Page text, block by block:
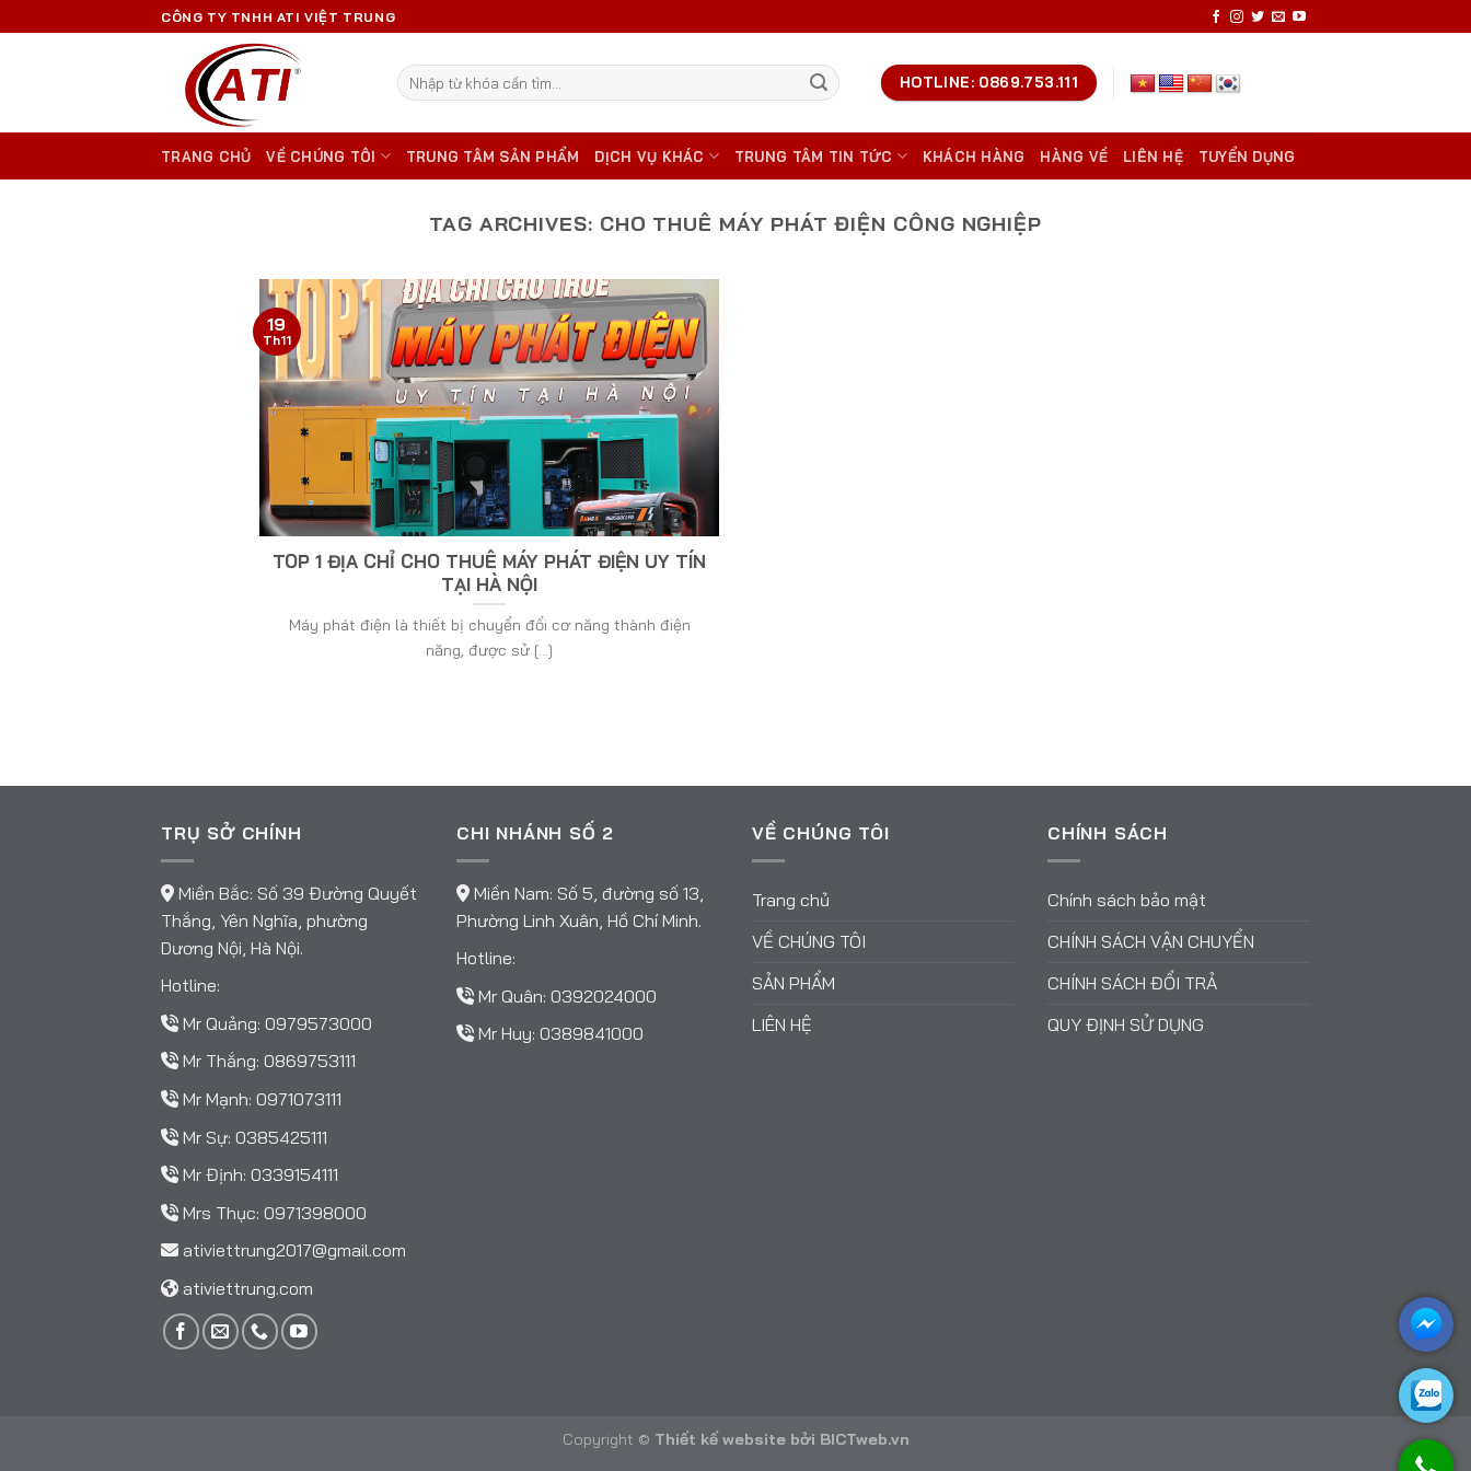
to
CÔNG TY TNHH ATI VIỆT TRUNG
Tìm
kiếm:
HOTLINE: 0869.753.111
TRANG CHỦ VỀ CHÚNG TÔI TRUNG TÂM SẢN PHẨM DỊCH VỤ KHÁC TRUNG TÂM TIN TỨC KHÁCH HÀNG HÀNG VỀ LIÊN HỆ TUYỂN DỤNG
TAG ARCHIVES: CHO THUÊ MÁY PHÁT ĐIỆN CÔNG NGHIỆP
TOP 1 ĐỊA CHỈ CHO THUÊ MÁY PHÁT ĐIỆN UY TÍN
TẠI HÀ NỘI
Máy phát điện là thiết bị chuyển đổi cơ năng thành điện
năng, được sử [...]
19
Th11
TRỤ SỞ CHÍNH
Miền Bắc: Số 39 Đường Quyết
Thắng, Yên Nghĩa, phường
Dương Nội, Hà Nội.
Hotline:
Mr Quảng: 0979573000
Mr Thắng: 0869753111
Mr Mạnh: 0971073111
Mr Sự: 0385425111
Mr Định: 0339154111
Mrs Thục: 0971398000
ativiettrung2017@gmail.com
ativiettrung.com
CHI NHÁNH SỐ 2
Miền Nam: Số 5, đường số 13,
Phường Linh Xuân, Hồ Chí Minh.
Hotline:
Mr Quân: 0392024000
Mr Huy: 0389841000
VỀ CHÚNG TÔI
Trang chủ
VỀ CHÚNG TÔI
SẢN PHẨM
LIÊN HỆ
CHÍNH SÁCH
Chính sách bảo mật
CHÍNH SÁCH VẬN CHUYỂN
CHÍNH SÁCH ĐỔI TRẢ
QUY ĐỊNH SỬ DỤNG
Copyright © Thiết kế websitebởi BICTweb.vn